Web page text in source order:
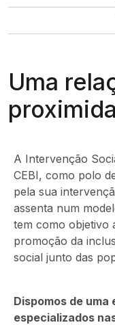
Uma
A Intervenção
CEBI, como polo
pela sua
assenta num
tem como objetivo
promoção da
social junto das
Dispomos de
especializados